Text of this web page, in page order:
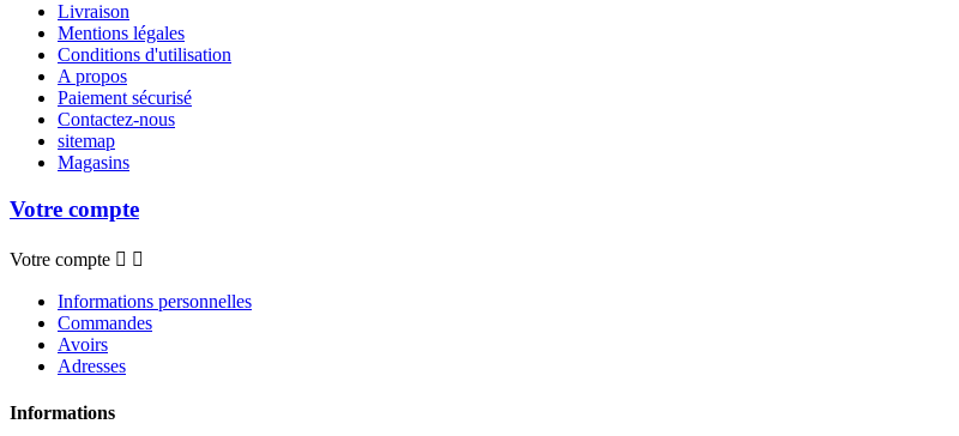
Livraison
Mentions légales
Conditions d'utilisation
A propos
Paiement sécurisé
Contactez-nous
sitemap
Magasins
Votre compte
Votre compte  
Informations personnelles
Commandes
Avoirs
Adresses
Informations